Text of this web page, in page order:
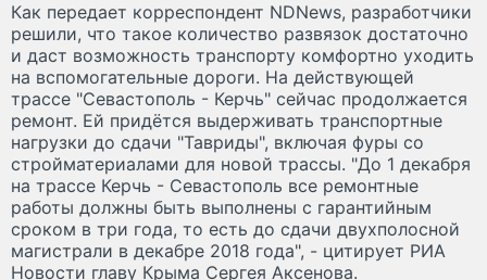
Как передает корреспондент NDNews, разработчики
решили, что такое количество развязок достаточно
и даст возможность транспорту комфортно уходить
на вспомогательные дороги. На действующей
трассе "Севастополь - Керчь" сейчас продолжается
ремонт. Ей придётся выдерживать транспортные
нагрузки до сдачи "Тавриды", включая фуры со
стройматериалами для новой трассы. "До 1 декабря
на трассе Керчь - Севастополь все ремонтные
работы должны быть выполнены с гарантийным
сроком в три года, то есть до сдачи двухполосной
магистрали в декабре 2018 года", - цитирует РИА
Новости главу Крыма Сергея Аксенова.